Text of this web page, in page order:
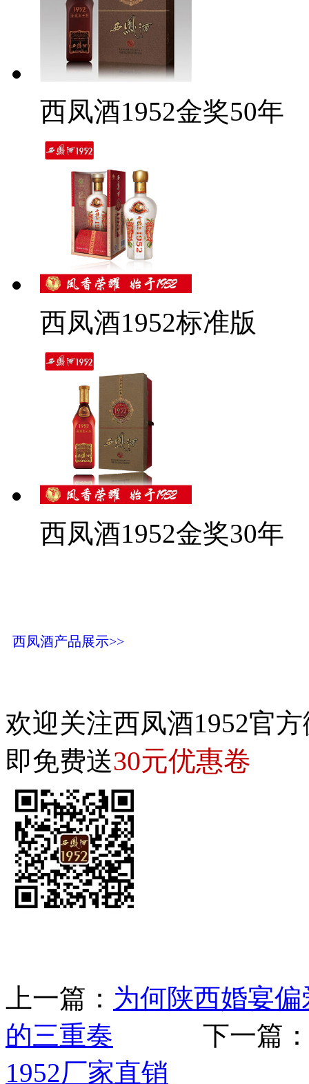
西凤酒1952金奖50年
西凤酒1952标准版
西凤酒1952金奖30年
西凤酒产品展示>>
欢迎关注西凤酒1952官
即免费送30元优惠卷
上一篇： 为何陕西婚宴
的三重奏 下一篇
1952厂家直销